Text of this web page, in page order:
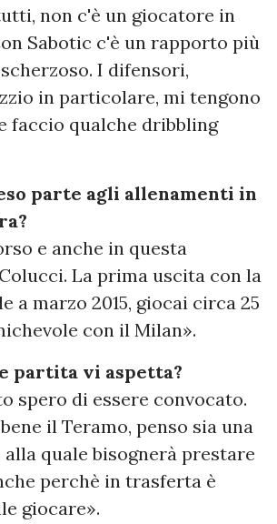
non c'è un giocatore in
Sabotic c'è un rapporto più
I difensori,
in particolare, mi tengono
faccio qualche dribbling
parte agli allenamenti in
e anche in questa
La prima uscita con la
a marzo 2015, giocai circa 25
con il Milan».
partita vi aspetta?
spero di essere convocato.
il Teramo, penso sia una
quale bisognerà prestare
perchè in trasferta è
giocare».